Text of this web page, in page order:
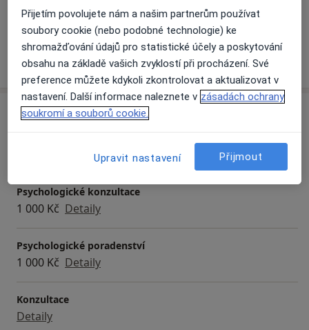
Nízké sebevědomí
+5a11y_sr_more_diseases
Víceo zkušenostech
Služby a ceník služeb
Psychologické konzultace
1 000 Kč Detaily
Psychologické poradenství
1 000 Kč Detaily
Konzultace
Detaily
Přijetím povolujete nám a našim partnerům používat
soubory cookie (nebo podobné technologie) ke
shromažďování údajů pro statistické účely a poskytování
obsahu na základě vašich zvyklostí při procházení. Své
preference můžete kdykoli zkontrolovat a aktualizovat v
nastavení. Další informace naleznete v zásadách ochrany
soukromí a souborů cookie.
Upravit nastavení Přijmout